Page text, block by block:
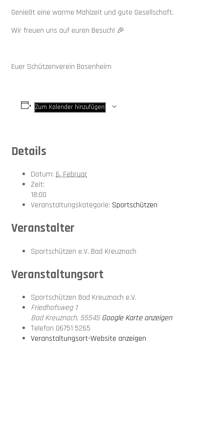
Genießt eine warme Mahlzeit und gute Gesellschaft.
Wir freuen uns auf euren Besuch! 🎉
Euer Schützenverein Bosenheim
Zum Kalender hinzufügen
Details
Datum: 6. Februar
Zeit:
18:00
Veranstaltungskategorie: Sportschützen
Veranstalter
Sportschützen e.V. Bad Kreuznach
Veranstaltungsort
Sportschützen Bad Kreuznach e.V.
Friedhofsweg 1
Bad Kreuznach, 55545 Google Karte anzeigen
Telefon 06751 5265
Veranstaltungsort-Website anzeigen